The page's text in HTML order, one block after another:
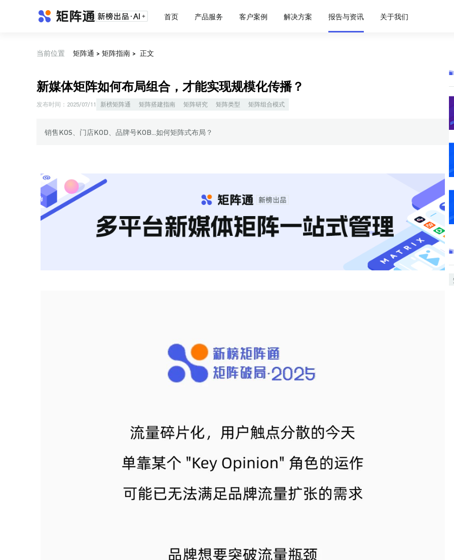
首页 产品服务 客户案例 解决方案 报告与资讯 关于我们
当前位置 矩阵通 > 矩阵指南 > 正文
新媒体矩阵如何布局组合，才能实现规模化传播？
发布时间： 2025/07/11 新榜矩阵通 矩阵搭建指南 矩阵研究 矩阵类型 矩阵组合模式
销售KOS、门店KOD、品牌号KOB...如何矩阵式布局？